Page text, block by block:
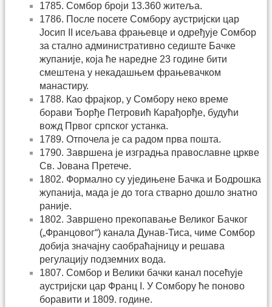
1785. Сомбор броји 13.360 житеља.
1786. После посете Сомбору аустријски цар
Јосип II исељава фрањевце и одређује Сомбор
за стално административно седиште Бачке
жупаније, која ће наредне 23 године бити
смештена у некадашњем фрањевачком
манастиру.
1788. Као фрајкор, у Сомбору неко време
борави Ђорђе Петровић Карађорђе, будући
вожд Првог српског устанка.
1789. Отпочела је са радом прва пошта.
1790. Завршена је изградња православне цркве
Св. Јована Претече.
1802. Формално су уједињене Бачка и Бодрошка
жупанија, мада је до тога стварно дошло знатно
раније.
1802. Завршено прекопавање Великог Бачког
(„Францовог“) канала Дунав-Тиса, чиме Сомбор
добија значајну саобраћајницу и решава
регулацију подземних вода.
1807. Сомбор и Велики бачки канал посећује
аустријски цар Франц I. У Сомбору ће поново
боравити и 1809. године.